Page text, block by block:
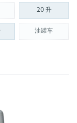
available) 20 升
油罐车
(Not